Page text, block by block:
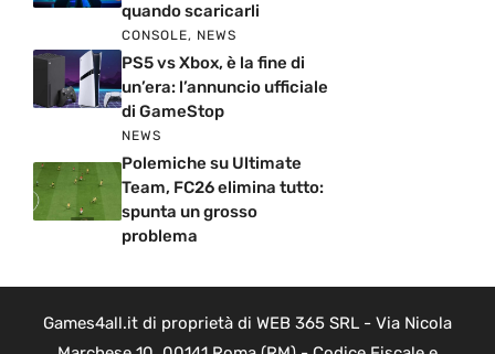
quando scaricarli
CONSOLE, NEWS
PS5 vs Xbox, è la fine di
un’era: l’annuncio ufficiale
di GameStop
NEWS
Polemiche su Ultimate
Team, FC26 elimina tutto:
spunta un grosso
problema
Games4all.it di proprietà di WEB 365 SRL - Via Nicola